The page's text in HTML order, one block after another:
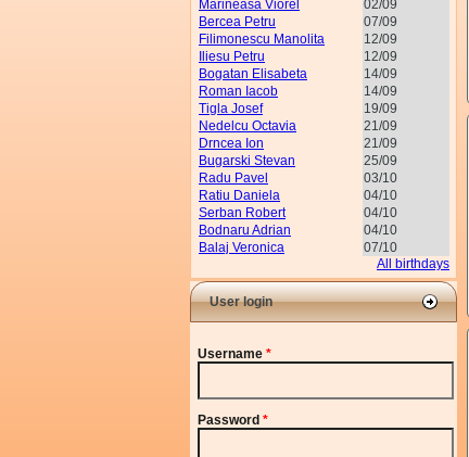
Marineasa Viorel
02/09
Bercea Petru
07/09
Filimonescu Manolita
12/09
Iliesu Petru
12/09
Bogatan Elisabeta
14/09
Roman Iacob
14/09
Tigla Josef
19/09
Nedelcu Octavia
21/09
Drncea Ion
21/09
Bugarski Stevan
25/09
Radu Pavel
03/10
Ratiu Daniela
04/10
Serban Robert
04/10
Bodnaru Adrian
04/10
Balaj Veronica
07/10
All birthdays
User login
Username *
Password *